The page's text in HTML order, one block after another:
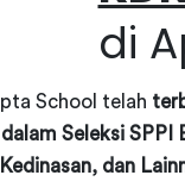
di
School telah
dalam Seleksi SPPI
dan